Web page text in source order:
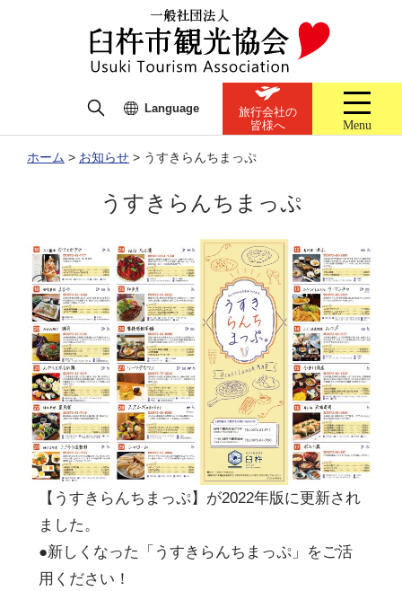
Language
旅行会社の
皆様へ
Menu
ホーム > お知らせ > うすきらんちまっぷ
うすきらんちまっぷ
【うすきらんちまっぷ】が2022年版に更新され
ました。
●新しくなった「うすきらんちまっぷ」をご活
用ください！